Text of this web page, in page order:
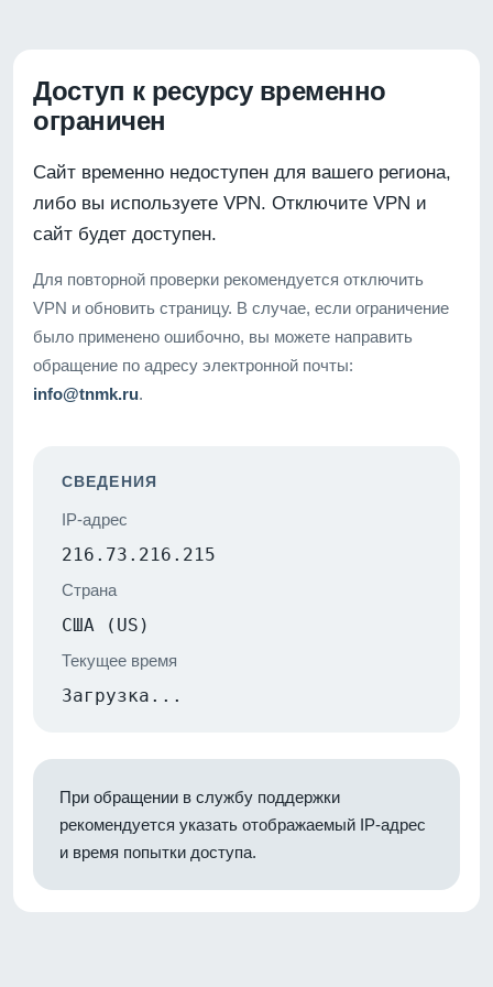
Доступ к ресурсу временно
ограничен
Сайт временно недоступен для вашего региона,
либо вы используете VPN. Отключите VPN и
сайт будет доступен.
Для повторной проверки рекомендуется отключить
VPN и обновить страницу. В случае, если ограничение
было применено ошибочно, вы можете направить
обращение по адресу электронной почты:
info@tnmk.ru.
СВЕДЕНИЯ
IP-адрес
216.73.216.215
Страна
США (US)
Текущее время
Загрузка...
При обращении в службу поддержки
рекомендуется указать отображаемый IP-адрес
и время попытки доступа.